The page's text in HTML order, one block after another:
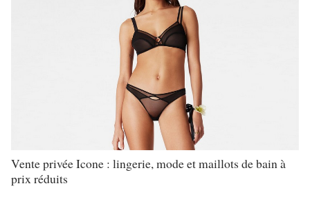
Vente privée Icone : lingerie, mode et maillots de bain à
prix réduits